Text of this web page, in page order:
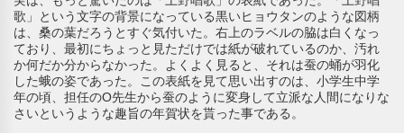
歌」という文字の背景になっている黒いヒョウタンのような図柄
は、桑の葉だろうとすぐ気付いた。右上のラベルの脇は白くなっ
ており、最初にちょっと見ただけでは紙が破れているのか、汚れ
か何だか分からなかった。よくよく見ると、それは蚕の蛹が羽化
した蛾の姿であった。この表紙を見て思い出すのは、小学生中学
年の頃、担任のO先生から蚕のように変身して立派な人間になりな
さいというような趣旨の年賀状を貰った事である。